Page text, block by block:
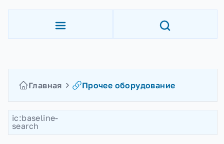
Главная Прочее оборудование
ic:baseline-
search